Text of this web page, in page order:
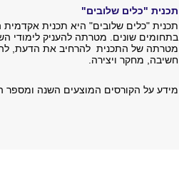
תכנית "כלים שלובים"
תכנית "כלים שלובים" היא תכנית
בתחומים שונים. מטרתה להעניק לימודי
מטרתה של התכנית להרחיב את הדעת,
חשיבה, מחקר ויצירה.
מידע על הקורסים המוצעים השנה ומספר